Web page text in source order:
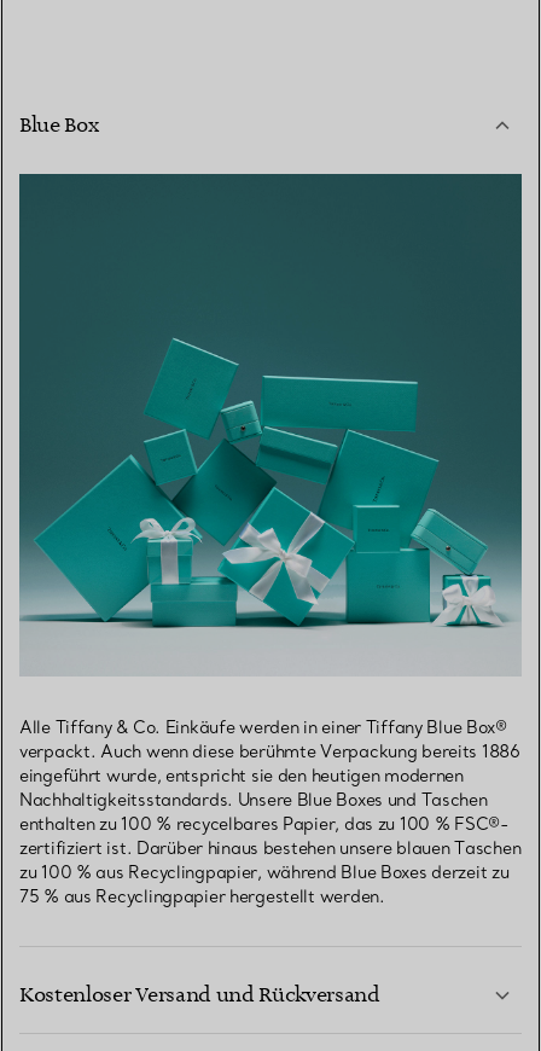
Blue Box
Alle Tiffany & Co. Einkäufe werden in einer Tiffany Blue Box®
verpackt. Auch wenn diese berühmte Verpackung bereits 1886
eingeführt wurde, entspricht sie den heutigen modernen
Nachhaltigkeitsstandards. Unsere Blue Boxes und Taschen
enthalten zu 100 % recycelbares Papier, das zu 100 % FSC®-
zertifiziert ist. Darüber hinaus bestehen unsere blauen Taschen
zu 100 % aus Recyclingpapier, während Blue Boxes derzeit zu
75 % aus Recyclingpapier hergestellt werden.
Kostenloser Versand und Rückversand